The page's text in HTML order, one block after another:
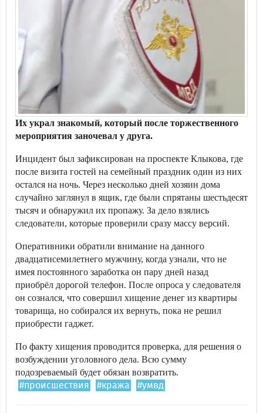
Их украл знакомый, который после торжественного
мероприятия заночевал у друга.
Инцидент был зафиксирован на проспекте Клыкова, где
после визита гостей на семейный праздник один из них
остался на ночь. Через несколько дней хозяин дома
случайно заглянул в ящик, где были спрятаны шестьдесят
тысяч и обнаружил их пропажу. За дело взялись
следователи, которые проверили сразу массу версий.
Оперативники обратили внимание на данного
двадцатисемилетнего мужчину, когда узнали, что не
имея постоянного заработка он пару дней назад
приобрёл дорогой телефон. После опроса у следователя
он сознался, что совершил хищение денег из квартиры
товарища, но собирался их вернуть, пока не решил
приобрести гаджет.
По факту хищения проводится проверка, для решения о
возбуждении уголовного дела. Всю сумму
подозреваемый будет обязан возвратить.
#происшествия #кража #умвд